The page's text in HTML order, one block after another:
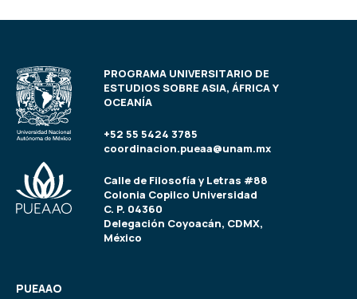
PROGRAMA UNIVERSITARIO DE
ESTUDIOS SOBRE ASIA, ÁFRICA Y
OCEANÍA
+52 55 5424 3785
coordinacion.pueaa@unam.mx
Calle de Filosofía y Letras #88
Colonia Copilco Universidad
C. P. 04360
Delegación Coyoacán, CDMX,
México
PUEAAO